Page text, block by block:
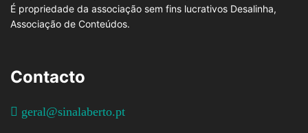
É propriedade da associação sem fins lucrativos Desalinha,
Associação de Conteúdos.
Contacto
geral@sinalaberto.pt